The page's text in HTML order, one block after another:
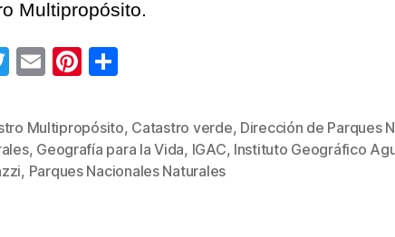
Multipropósito.
T
tt
er
E
ail
Pi
er
e
st
m
p
ar
Multipropósito, Catastro verde, Dirección de Parques
, Geografía para la Vida, IGAC, Instituto Geográfico
, Parques Nacionales Naturales